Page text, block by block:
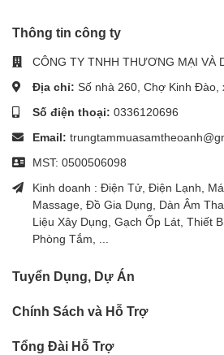
Thông tin công ty
CÔNG TY TNHH THƯƠNG MẠI VÀ
Địa chỉ: Số nhà 260, Chợ Kinh Đào,
Số điện thoại: 0336120696
Email:
MST: 0500506098
Kinh doanh : Điện Tử, Điện Lạnh,
Massage, Đồ Gia Dụng, Dàn Âm
Liệu Xây Dụng, Gạch Ốp Lát, Thiết
Phòng Tắm, ...
Tuyển Dụng, Dự Án
Chính Sách và Hỗ Trợ
Tổng Đài Hỗ Trợ